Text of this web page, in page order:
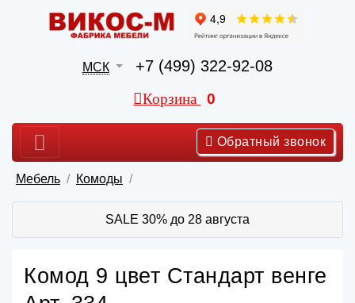
МСК +7 (499) 322-92-08
Корзина 0
Обратный звонок
Мебель Комоды
SALE 30% до 28 августа
Комод 9 цвет Стандарт венге